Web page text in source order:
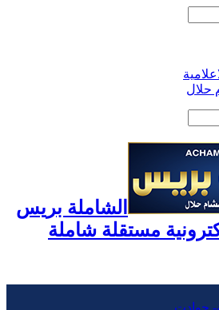
حلال
الشاملة بريس
مستقلة شاملة
حوادت